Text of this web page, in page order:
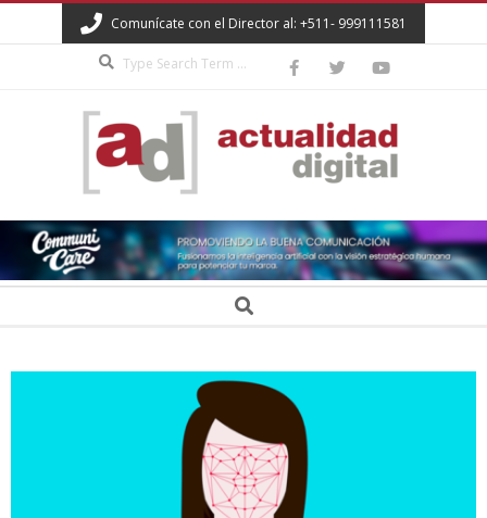
to
Comunícate con el Director al: +511- 999111581
ACTUALIDAD
DIGITAL Search